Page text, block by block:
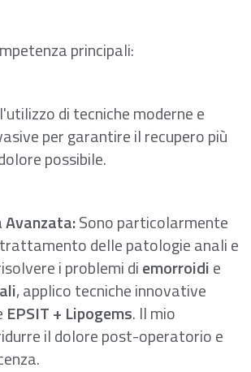
principali:
di tecniche moderne e
per garantire il recupero più
possibile.
Sono particolarmente
delle patologie anali e
i problemi diemorroidie
, applico tecniche innovative
EPSIT + Lipogems. Il mio
il dolore post-operatorio e